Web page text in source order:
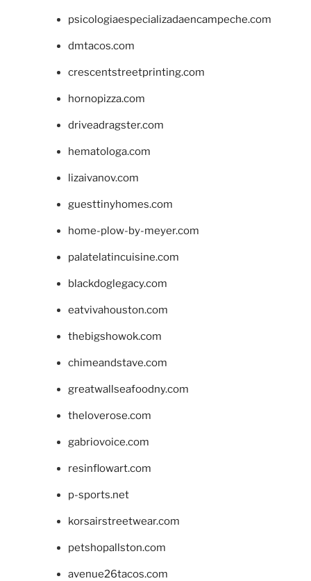
psicologiaespecializadaencampeche.com
dmtacos.com
crescentstreetprinting.com
hornopizza.com
driveadragster.com
hematologa.com
lizaivanov.com
guesttinyhomes.com
home-plow-by-meyer.com
palatelatincuisine.com
blackdoglegacy.com
eatvivahouston.com
thebigshowok.com
chimeandstave.com
greatwallseafoodny.com
theloverose.com
gabriovoice.com
resinflowart.com
p-sports.net
korsairstreetwear.com
petshopallston.com
avenue26tacos.com